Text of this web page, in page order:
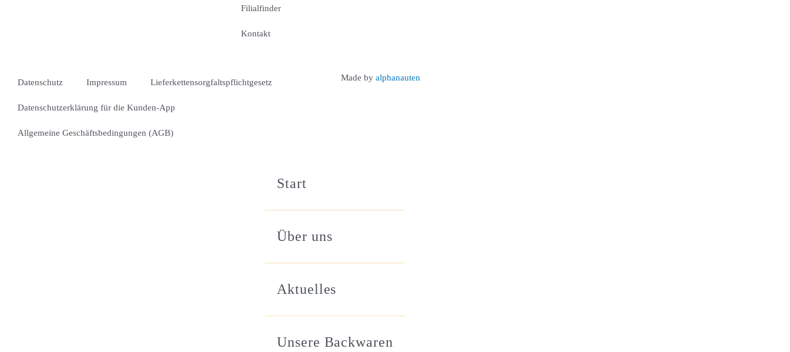
Filialfinder
Kontakt
Datenschutz Impressum Lieferkettensorgfaltspflichtgesetz
Datenschutzerklärung für die Kunden-App
Allgemeine Geschäftsbedingungen (AGB)
Made by alphanauten
Start
Über uns
Aktuelles
Unsere Backwaren